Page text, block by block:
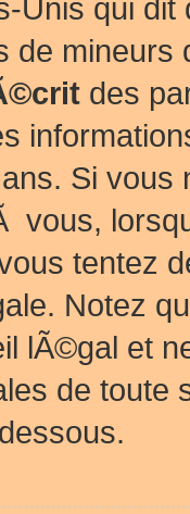
Unis qui
de mineurs
des
Si
vous,
tentez
Notez
lÃ©gal et
de